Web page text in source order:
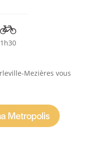
1h30
Mezières vous
Metropolis